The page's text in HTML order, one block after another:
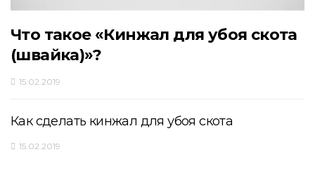
Что такое «Кинжал для убоя скота
(швайка)»?
15.02.2019
Как сделать кинжал для убоя скота
15.02.2019